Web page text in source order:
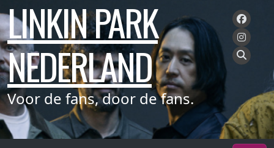
Meteen
naar
de
inhoud
LINKIN PARK
NEDERLAND
Voor de fans, door de fans.